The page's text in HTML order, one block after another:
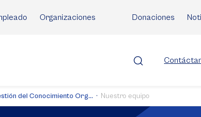
Organizaciones Donaciones
del Conocimiento Org... Nuestro equipo